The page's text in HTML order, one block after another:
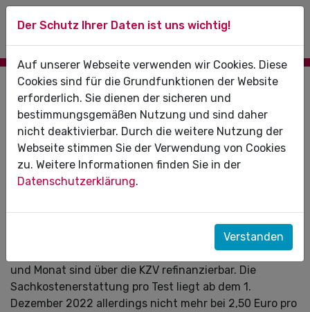
01.12.2022
Refinanzierung von Corona-Tests mit
Änderungen verlängert
Am 25. November 2022 ist die Fünfte Verordnung zur
Änderung der Coronavirus-Testverordnung in Kraft
Mitarbeitende und Bürgertests über die KZV Sachsen-
Anhalt abrechnen dürfen. Zehn Tests pro Mitarbeiter:in
und Monat sind über die KZV refinanzierbar. Die
Sachkostenerstattung pro Test liegt ab dem 1.
Dezember 2022 allerdings nicht mehr bei 2,50 Euro pro
Der Schutz Ihrer Daten ist uns wichtig!
Auf unserer Webseite verwenden wir Cookies. Diese
Cookies sind für die Grundfunktionen der Website
erforderlich. Sie dienen der sicheren und
bestimmungsgemäßen Nutzung und sind daher
nicht deaktivierbar. Durch die weitere Nutzung der
Webseite stimmen Sie der Verwendung von Cookies
zu. Weitere Informationen finden Sie in der
Datenschutzerklärung.
Verstanden